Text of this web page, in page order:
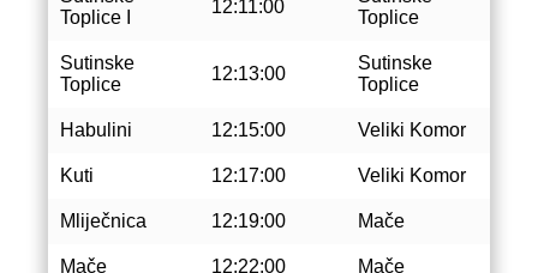
Toplice I
12:11:00
Toplice
Sutinske
Toplice
12:13:00
Sutinske
Toplice
Habulini 12:15:00 Veliki Komor
Kuti 12:17:00 Veliki Komor
Mliječnica 12:19:00 Mače
Mače 12:22:00 Mače